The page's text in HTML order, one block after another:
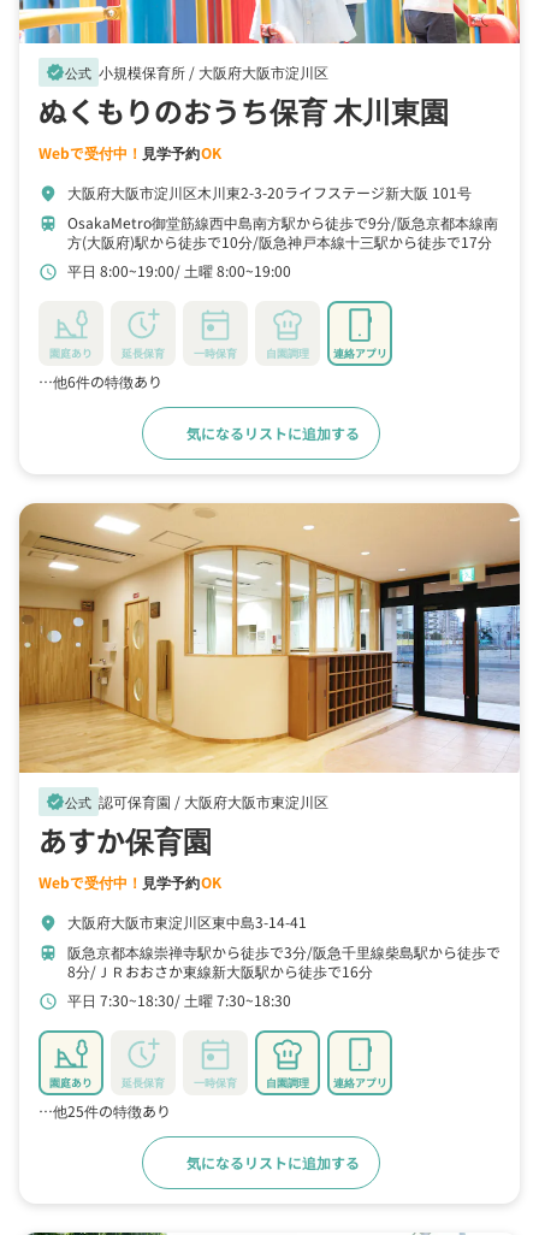
verified公式 小規模保育所 / 大阪府大阪市淀川区
ぬくもりのおうち保育 木川東園
Webで受付中！ 見学予約OK
location_on 大阪府大阪市淀川区木川東2-3-20ライフステージ新大阪 101号
train OsakaMetro御堂筋線西中島南方駅から徒歩で9分 阪急京都本線南
方(大阪府)駅から徒歩で10分 阪急神戸本線十三駅から徒歩で17分
schedule 平日 8:00~19:00 土曜 8:00~19:00
園庭あり 延長保育 一時保育 自園調理 連絡アプリ
…他6件の特徴あり
気になるリストに追加する
verified公式 認可保育園 / 大阪府大阪市東淀川区
あすか保育園
Webで受付中！ 見学予約OK
location_on 大阪府大阪市東淀川区東中島3-14-41
train 阪急京都本線崇禅寺駅から徒歩で3分 阪急千里線柴島駅から徒歩で
8分
ＪＲおおさか東線新大阪駅から徒歩で16分
schedule 平日 7:30~18:30 土曜 7:30~18:30
園庭あり 延長保育 一時保育 自園調理 連絡アプリ
…他25件の特徴あり
気になるリストに追加する